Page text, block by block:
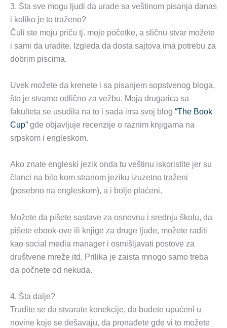
3. Šta sve mogu ljudi da urade sa veštinom pisanja danas
i koliko je to traženo?
Čuli ste moju priču tj. moje početke, a sličnu stvar možete
i sami da uradite. Izgleda da dosta sajtova ima potrebu za
dobrim piscima.
Uvek možete da krenete i sa pisanjem sopstvenog bloga,
što je stvarno odlično za vežbu. Moja drugarica sa
fakulteta se usudila na to i sada ima svoj blog “The Book
Cup” gde objavljuje recenzije o raznim knjigama na
srpskom i engleskom.
Ako znate engleski jezik onda tu veštinu iskoristite jer su
članci na bilo kom stranom jeziku izuzetno traženi
(posebno na engleskom), a i bolje plaćeni.
Možete da pišete sastave za osnovnu i srednju školu, da
pišete ebook-ove ili knjige za druge ljude, možete raditi
kao social media manager i osmišljavati postove za
društvene mreže itd. Prilika je zaista mnogo samo treba
da počnete od nekuda.
4. Šta dalje?
Trudite se da stvarate konekcije, da budete upućeni u
novine koje se dešavaju, da pronađete gde vi to možete